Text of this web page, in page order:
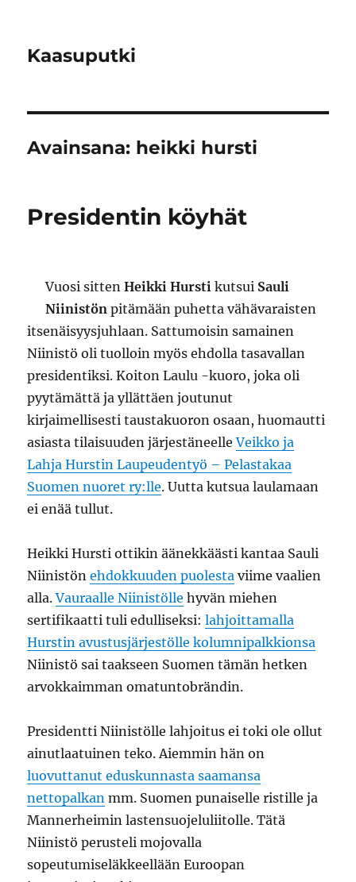
Kaasuputki
Avainsana: heikki hursti
Presidentin köyhät
Vuosi sittenHeikki Hursti kutsui Sauli
Niinistön pitämään puhetta vähävaraisten
itsenäisyysjuhlaan. Sattumoisin samainen
Niinistö oli tuolloin myös ehdolla tasavallan
presidentiksi. Koiton Laulu -kuoro, joka oli
pyytämättä ja yllättäen joutunut
kirjaimellisesti taustakuoron osaan, huomautti
asiasta tilaisuuden järjestäneelleVeikko ja
Lahja Hurstin Laupeudentyö – Pelastakaa
Suomen nuoret ry:lle. Uutta kutsua laulamaan
ei enää tullut.
Heikki Hursti ottikin äänekkäästi kantaa Sauli
Niinistönehdokkuuden puolesta viime vaalien
alla.Vauraalle Niinistölle hyvän miehen
sertifikaatti tuli edulliseksi:lahjoittamalla
Hurstin avustusjärjestölle kolumnipalkkionsa
Niinistö sai taakseen Suomen tämän hetken
arvokkaimman omatuntobrändin.
Presidentti Niinistölle lahjoitus ei toki ole ollut
ainutlaatuinen teko. Aiemmin hän on
luovuttanut eduskunnasta saamansa
nettopalkan mm. Suomen punaiselle ristille ja
Mannerheimin lastensuojeluliitolle. Tätä
Niinistö perusteli mojovalla
sopeutumiseläkkeellään Euroopan